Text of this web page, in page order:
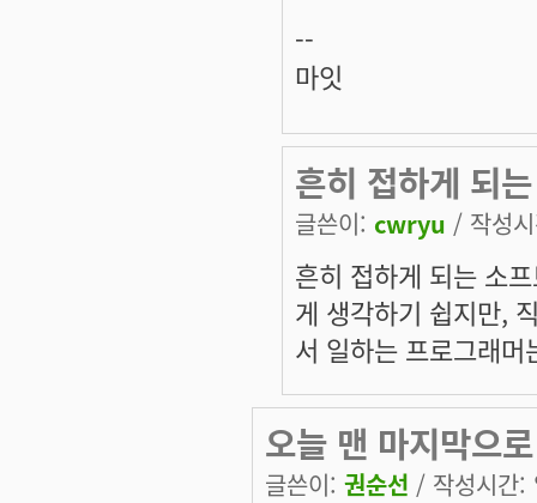
--
마잇
흔히 접하게 되는
글쓴이: cwryu / 작성
흔히 접하게 되는 소
게 생각하기 쉽지만,
서 일하는 프로그래
오늘 맨 마지막으로
글쓴이: 권순선 / 작성시간